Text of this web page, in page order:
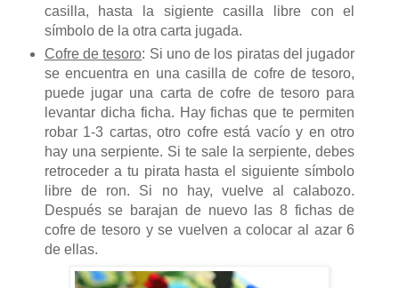
casilla, hasta la sigiente casilla libre con el
símbolo de la otra carta jugada.
Cofre de tesoro: Si uno de los piratas del jugador
se encuentra en una casilla de cofre de tesoro,
puede jugar una carta de cofre de tesoro para
levantar dicha ficha. Hay fichas que te permiten
robar 1-3 cartas, otro cofre está vacío y en otro
hay una serpiente. Si te sale la serpiente, debes
retroceder a tu pirata hasta el siguiente símbolo
libre de ron. Si no hay, vuelve al calabozo.
Después se barajan de nuevo las 8 fichas de
cofre de tesoro y se vuelven a colocar al azar 6
de ellas.